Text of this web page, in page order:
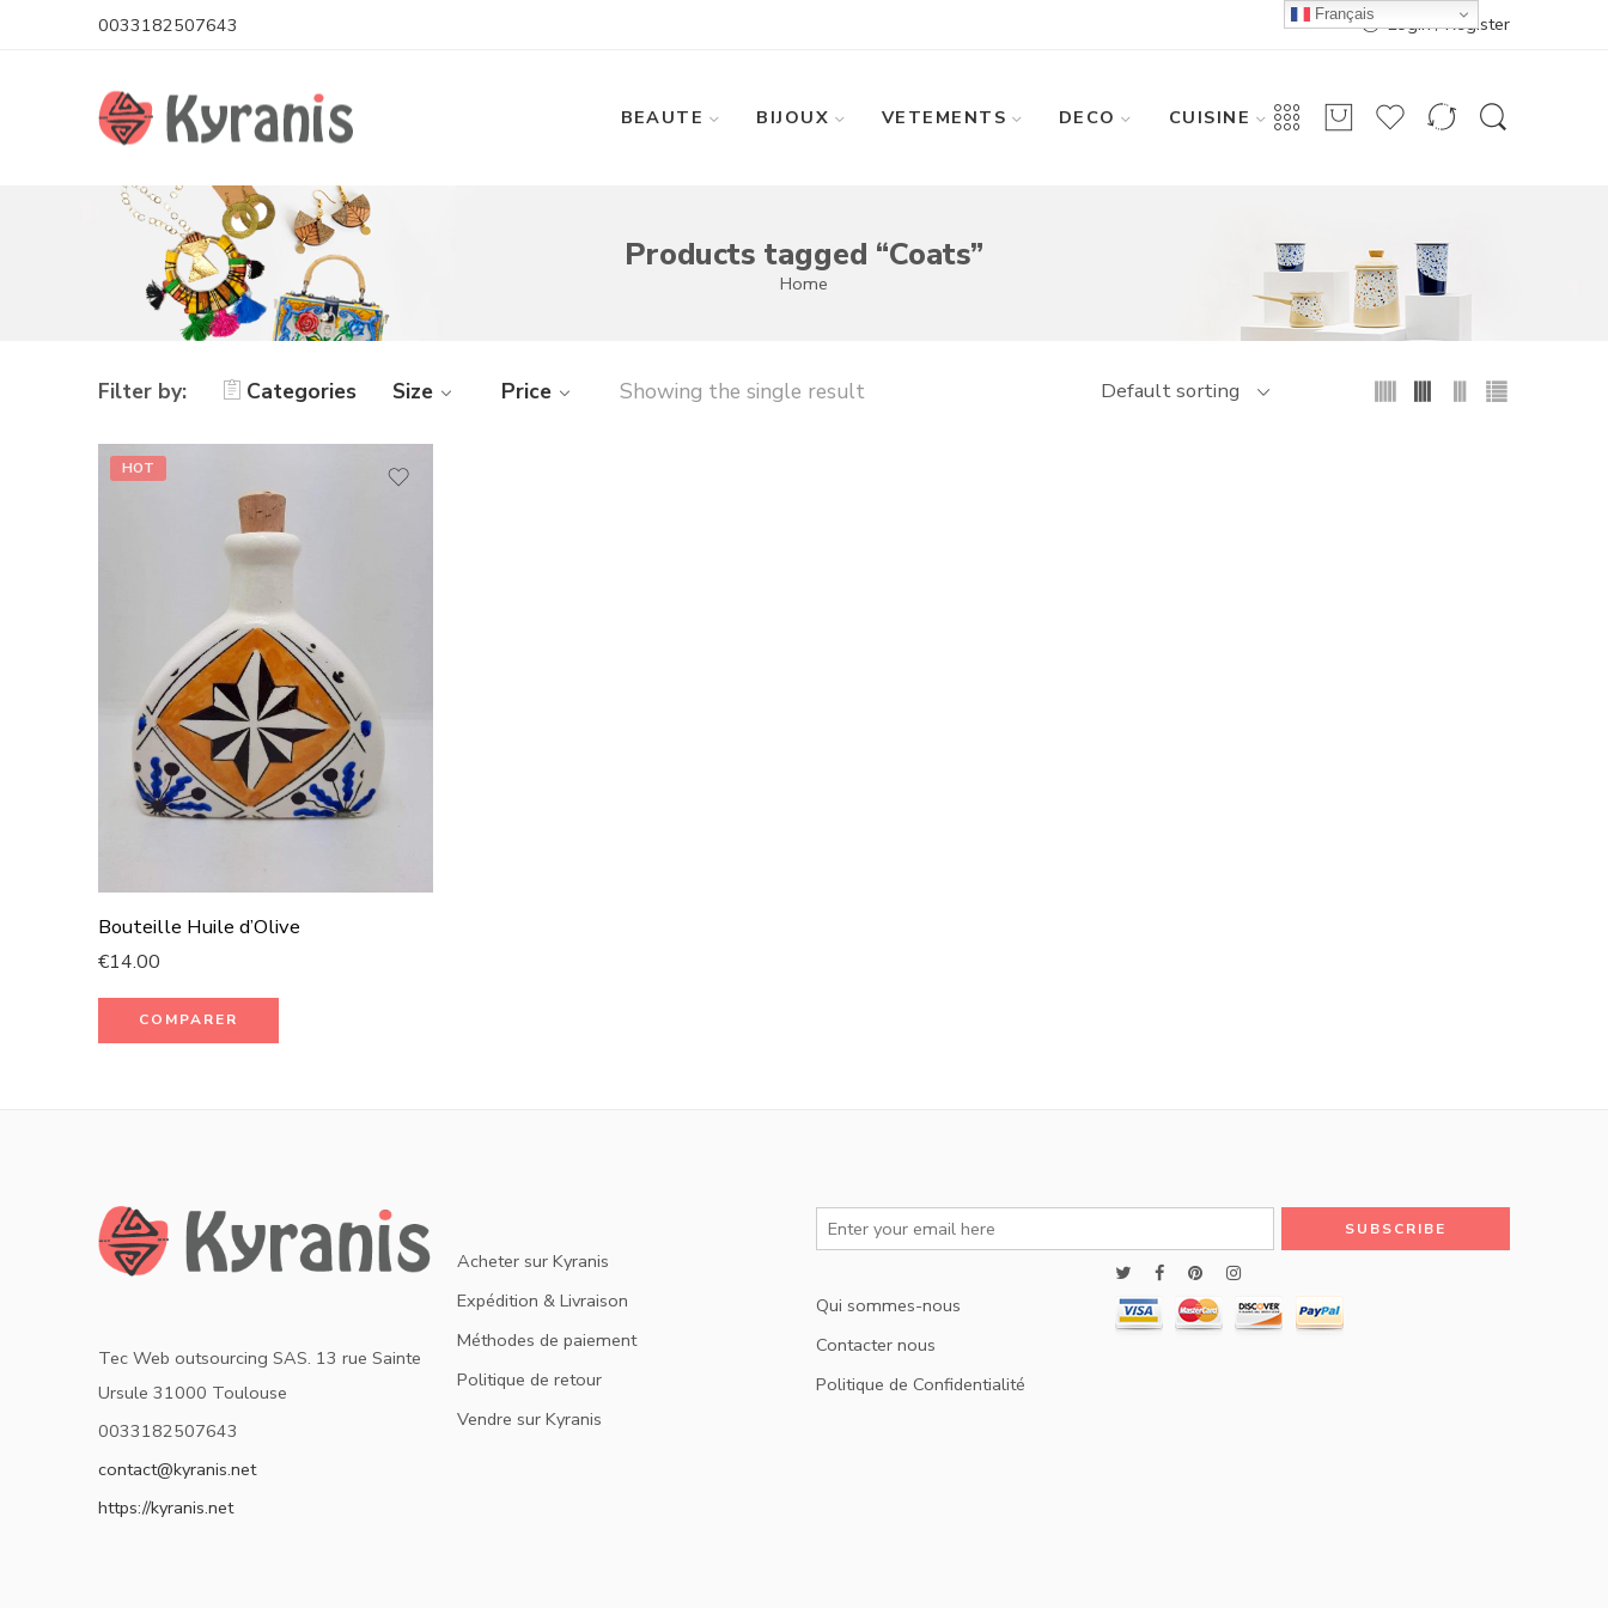
0033182507643 Login / Register
BEAUTE BIJOUX VETEMENTS DECO CUISINE
Products tagged “Coats”
Home
Filter by: Categories Size Price Showing the single result
HOT
Bouteille Huile d’Olive
€14.00
COMPARER
Tec Web outsourcing SAS. 13 rue Sainte
Ursule 31000 Toulouse
0033182507643
contact@kyranis.net
https://kyranis.net
Acheter sur Kyranis
Expédition & Livraison
Méthodes de paiement
Politique de retour
Vendre sur Kyranis
Qui sommes-nous
Contacter nous
Politique de Confidentialité
Français